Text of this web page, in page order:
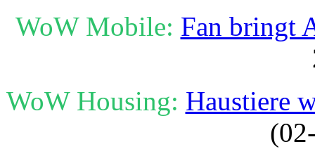
WoW Mobile: Fan bringt
WoW Housing: Haustiere